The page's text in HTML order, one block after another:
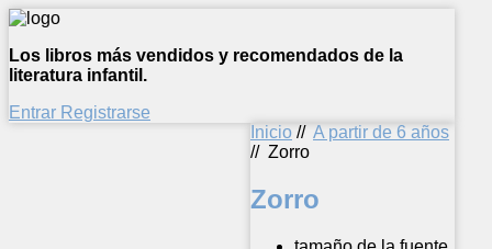
Los libros más vendidos y recomendados de la
literatura infantil.
Entrar Registrarse
Inicio // A partir de 6 años
// Zorro
Zorro